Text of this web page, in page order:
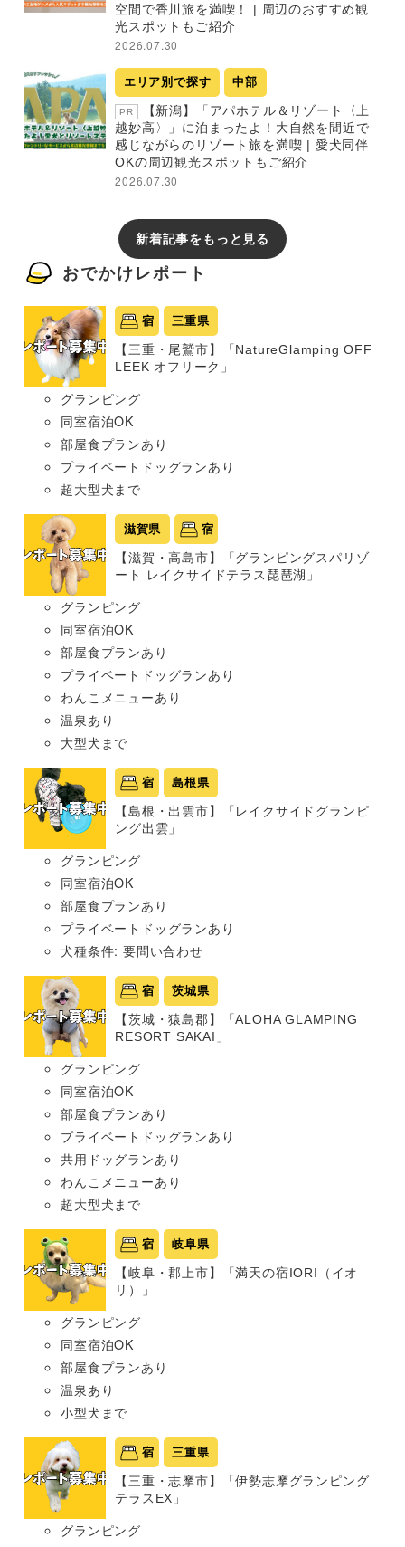
空間で香川旅を満喫！ | 周辺のおすすめ観
光スポットもご紹介
2026.07.30
エリア別で探す 中部
PR
【新潟】「アパホテル＆リゾート〈上
越妙高〉」に泊まったよ！大自然を間近で
感じながらのリゾート旅を満喫 | 愛犬同伴
OKの周辺観光スポットもご紹介
2026.07.30
新着記事をもっと見る
おでかけレポート
宿 三重県
【三重・尾鷲市】「NatureGlamping OFF
LEEK オフリーク」
グランピング
同室宿泊OK
部屋食プランあり
プライベートドッグランあり
超大型犬まで
滋賀県 宿
【滋賀・高島市】「グランピングスパリゾ
ート レイクサイドテラス琵琶湖」
グランピング
同室宿泊OK
部屋食プランあり
プライベートドッグランあり
わんこメニューあり
温泉あり
大型犬まで
宿 島根県
【島根・出雲市】「レイクサイドグランピ
ング出雲」
グランピング
同室宿泊OK
部屋食プランあり
プライベートドッグランあり
犬種条件: 要問い合わせ
宿 茨城県
【茨城・猿島郡】「ALOHA GLAMPING
RESORT SAKAI」
グランピング
同室宿泊OK
部屋食プランあり
プライベートドッグランあり
共用ドッグランあり
わんこメニューあり
超大型犬まで
宿 岐阜県
【岐阜・郡上市】「満天の宿IORI（イオ
リ）」
グランピング
同室宿泊OK
部屋食プランあり
温泉あり
小型犬まで
宿 三重県
【三重・志摩市】「伊勢志摩グランピング
テラスEX」
グランピング